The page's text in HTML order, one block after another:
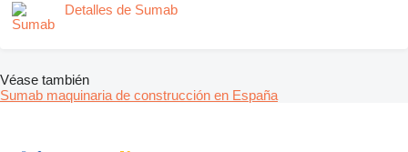
Detalles de Sumab
Véase también
Sumab maquinaria de construcción en España